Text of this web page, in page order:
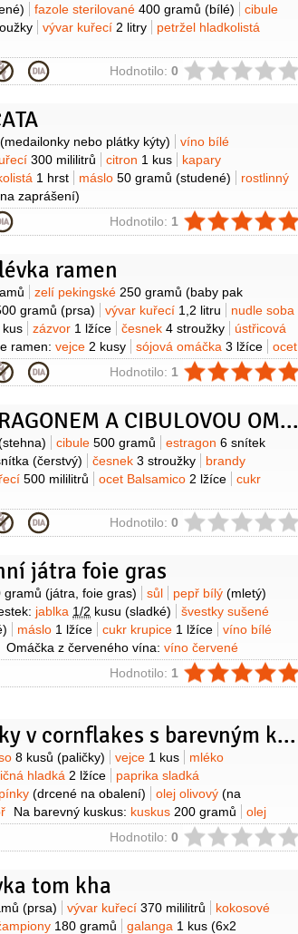
fazole sterilované 400 gramů (bílé)
cibule
vývar kuřecí 2 litry
petržel hladkolistá
Hodnotilo: 0
(medailonky nebo plátky kýty)
víno bílé
300 mililitrů citron 1 kus
kapary
1 hrst máslo 50 gramů (studené)
rostlinný
zaprášení)
Hodnotilo: 1
ramen
zelí pekingské 250 gramů (baby pak
gramů (prsa) vývar kuřecí 1,2 litru
nudle soba
kus zázvor 1 lžíce česnek 4 stroužky
ústřicová
ramen: vejce 2 kusy sójová omáčka 3 lžíce
ocet
180 mililitrů Hodnotilo: 1
KUŘE S ESTRAGONEM A CIBULOVOU OMÁČKOU
cibule 500 gramů estragon 6 snítek
(čerstvý) česnek 3 stroužky
brandy
500 mililitrů ocet Balsamico 2 lžíce
cukr
Hodnotilo: 0
játra foie gras
gramů (játra, foie gras) sůl pepř bílý (mletý)
jablka 1/2 kusu (sladké)
švestky sušené
máslo 1 lžíce cukr krupice 1 lžíce
víno bílé
Omáčka z červeného vína: víno červené
vývar kuřecí 100 mililitrů máslo1 lžíce
Hodnotilo: 1
Kuřecí paličky v cornflakes s barevným kuskusem
8 kusů (paličky) vejce 1 kus
mléko
hladká 2 lžíce
paprika sladká
(drcené na obalení) olej olivový (na
Na barevný kuskus: kuskus 200 gramů
olej
kuřecí cibule červená
1 kus
1 svazek máta1/2svazku
okurka salátová
Hodnotilo: 0
tom kha
(prsa) vývar kuřecí 370 mililitrů
kokosové
180 gramů galanga 1 kus (6x2